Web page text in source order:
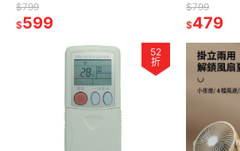
$799
$599
$799
$479
52
折